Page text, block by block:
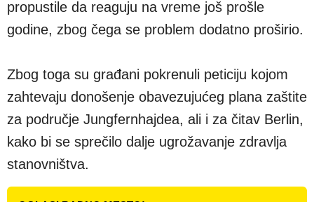
propustile da reaguju na vreme još prošle
godine, zbog čega se problem dodatno proširio.
Zbog toga su građani pokrenuli peticiju kojom
zahtevaju donošenje obavezujućeg plana zaštite
za područje Jungfernhajdea, ali i za čitav Berlin,
kako bi se sprečilo dalje ugrožavanje zdravlja
stanovništva.